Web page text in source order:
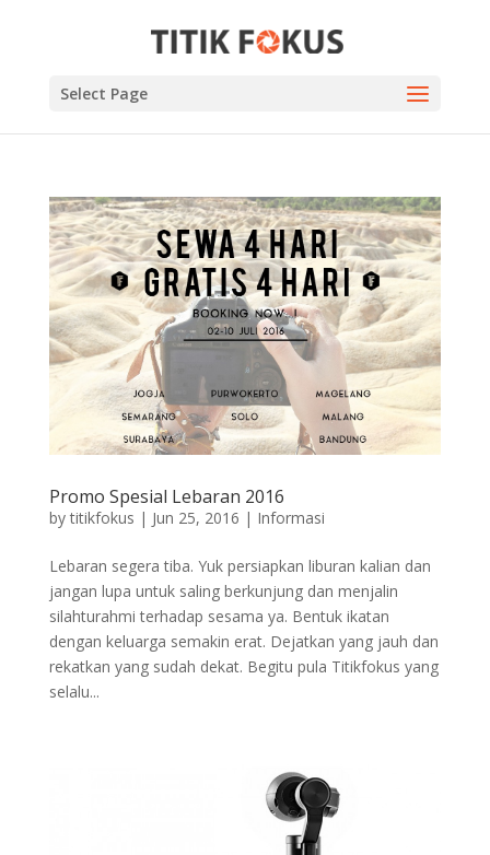
Select Page
Promo Spesial Lebaran 2016
bytitikfokus | Jun 25, 2016 | Informasi
Lebaran segera tiba. Yuk persiapkan liburan kalian dan
jangan lupa untuk saling berkunjung dan menjalin
silahturahmi terhadap sesama ya. Bentuk ikatan
dengan keluarga semakin erat. Dejatkan yang jauh dan
rekatkan yang sudah dekat. Begitu pula Titikfokus yang
selalu...